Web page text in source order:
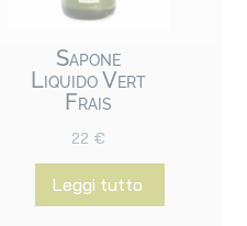
Sapone
Liquido Vert
Frais
22 €
Leggi tutto